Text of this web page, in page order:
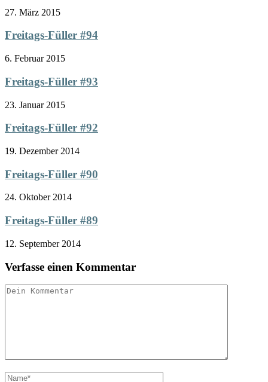
27. März 2015
Freitags-Füller #94
6. Februar 2015
Freitags-Füller #93
23. Januar 2015
Freitags-Füller #92
19. Dezember 2014
Freitags-Füller #90
24. Oktober 2014
Freitags-Füller #89
12. September 2014
Verfasse einen Kommentar